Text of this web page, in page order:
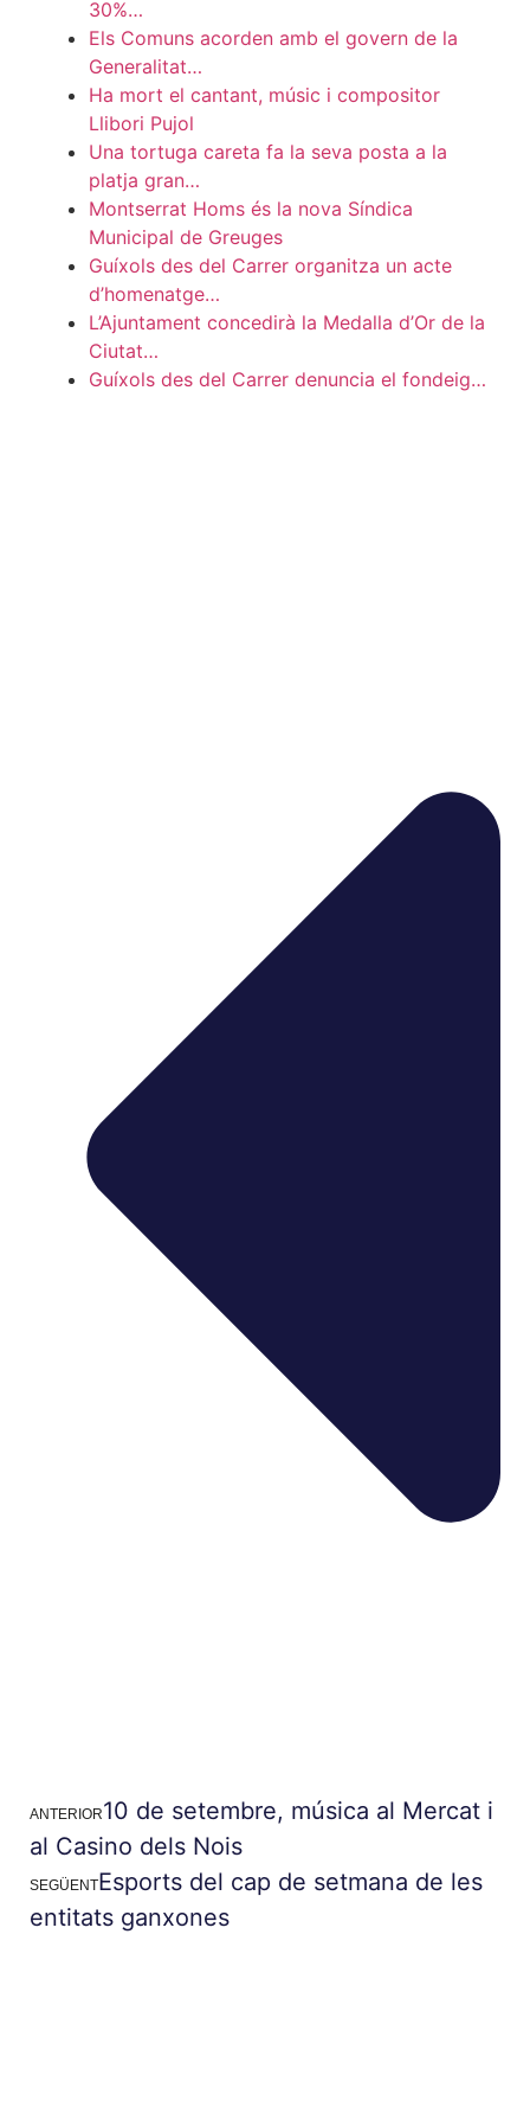
30%…
Els Comuns acorden amb el govern de la
Generalitat…
Ha mort el cantant, músic i compositor
Llibori Pujol
Una tortuga careta fa la seva posta a la
platja gran…
Montserrat Homs és la nova Síndica
Municipal de Greuges
Guíxols des del Carrer organitza un acte
d’homenatge…
L’Ajuntament concedirà la Medalla d’Or de la
Ciutat…
Guíxols des del Carrer denuncia el fondeig…
ANTERIOR10 de setembre, música al Mercat i
al Casino dels Nois
SEGÜENTEsports del cap de setmana de les
entitats ganxones